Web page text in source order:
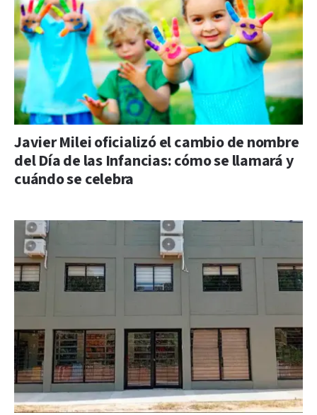
Javier Milei oficializó el cambio de nombre
del Día de las Infancias: cómo se llamará y
cuándo se celebra